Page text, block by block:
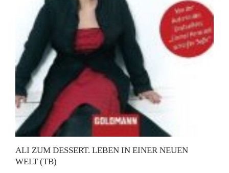
ALI ZUM DESSERT. LEBEN IN EINER NEUEN
WELT (TB)